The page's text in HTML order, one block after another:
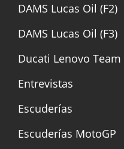
DAMS Lucas Oil (F2)
DAMS Lucas Oil (F3)
Ducati Lenovo Team
Entrevistas
Escuderías
Escuderías MotoGP